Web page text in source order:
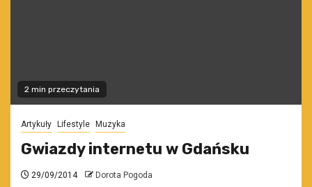
2 min przeczytania
Artykuły Lifestyle Muzyka
Gwiazdy internetu w Gdańsku
29/09/2014 Dorota Pogoda